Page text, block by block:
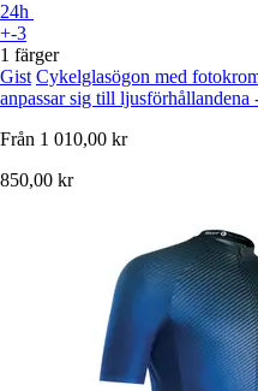
24h
+-3
1 färger
Gist Cykelglasögon med
anpassar sig till ljusförhållandena
Från 1 010,00 kr
850,00 kr